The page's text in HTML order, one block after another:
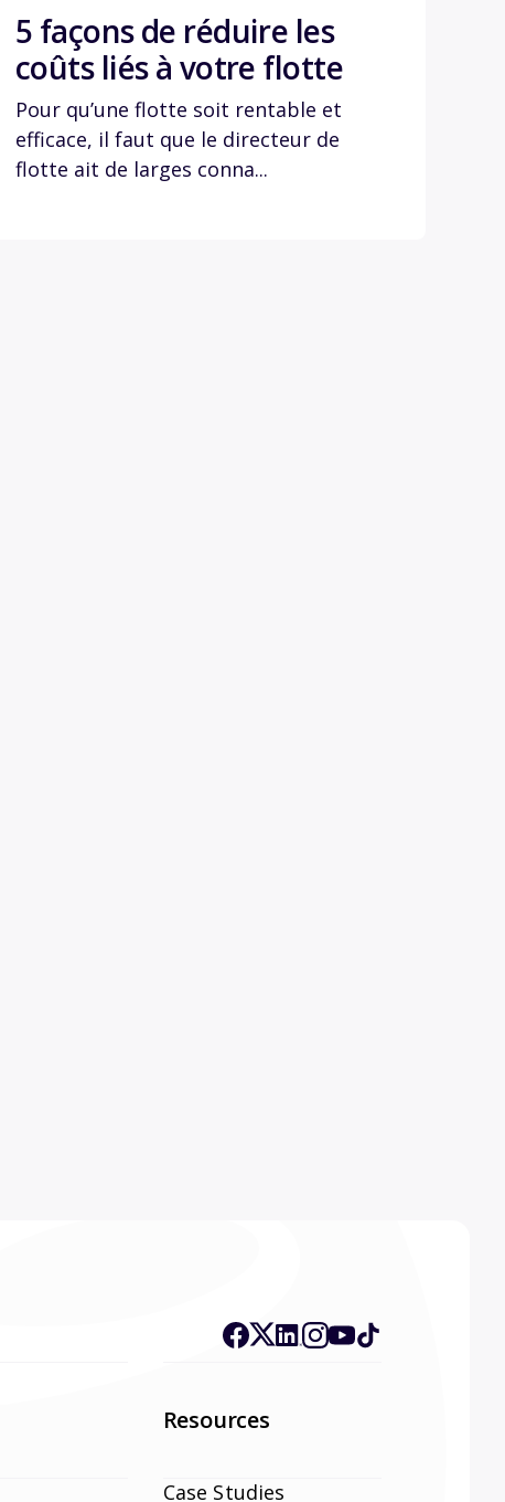
5 façons de réduire les
coûts liés à votre flotte
Pour qu’une flotte soit rentable et
efficace, il faut que le directeur de
flotte ait de larges conna...
Resources
Case Studies